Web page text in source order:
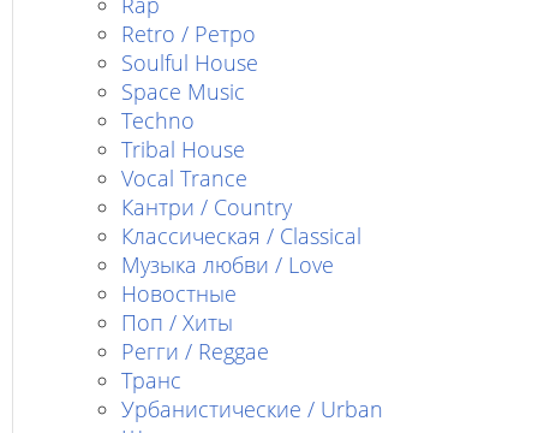
Retro / Ретро
Soulful House
Space Music
Techno
Tribal House
Vocal Trance
Кантри / Country
Классическая / Classical
Музыка любви / Love
Новостные
Поп / Хиты
Регги / Reggae
Транс
Урбанистические / Urban